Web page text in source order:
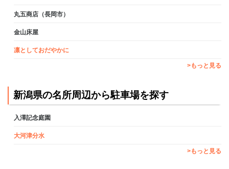
丸五商店（長岡市）
金山床屋
凛としておだやかに
>もっと見る
新潟県の名所周辺から駐車場を探す
入澤記念庭園
大河津分水
>もっと見る